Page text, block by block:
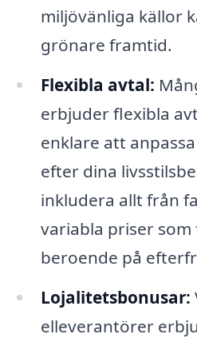
miljövänliga källor
grönare framtid.
Flexibla avtal:
erbjuder flexibla
enklare att
efter dina
inkludera allt från
variabla priser
beroende på
Lojalitetsbonusar:
elleverantörer